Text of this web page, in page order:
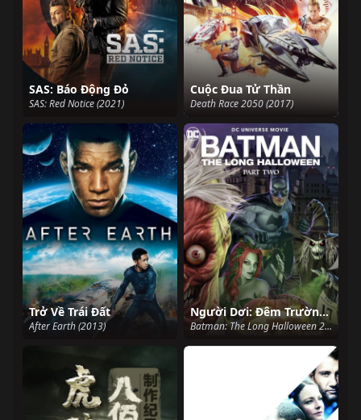
SAS: Báo Động Đỏ
SAS: Red Notice (2021)
Cuộc Đua Tử Thần
Death Race 2050 (2017)
Trở Về Trái Đất
After Earth (2013)
Người Dơi: Đêm Trường Halloween 2
Batman: The Long Halloween 2 (2021)